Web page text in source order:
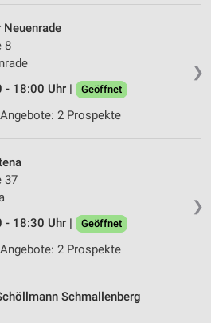
❯
Neuenrade
8
- 18:00 Uhr |
Geöffnet
2 Prospekte
❯
37
- 18:30 Uhr |
Geöffnet
2 Prospekte
Schmallenberg